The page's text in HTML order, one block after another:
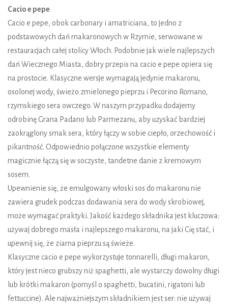
Cacio e pepe
Cacio e pepe, obok carbonary i amatriciana, to jedno z
podstawowych dań makaronowych w Rzymie, serwowane w
restauracjach całej stolicy Włoch. Podobnie jak wiele najlepszych
dań Wiecznego Miasta, dobry przepis na cacio e pepe opiera się
na prostocie. Klasyczne wersje wymagają jedynie makaronu,
osolonej wody, świeżo zmielonego pieprzu i Pecorino Romano,
rzymskiego sera owczego. W naszym przypadku dodajemy
odrobinę Grana Padano lub Parmezanu, aby uzyskać bardziej
zaokrąglony smak sera, który łączy w sobie ciepło, orzechowość i
pikantność. Odpowiednio połączone wszystkie elementy
magicznie łączą się w soczyste, tandetne danie z kremowym
sosem.
Upewnienie się, że emulgowany włoski sos do makaronu nie
zawiera grudek podczas dodawania sera do wody skrobiowej,
może wymagać praktyki. Jakość każdego składnika jest kluczowa:
używaj dobrego masła i najlepszego makaronu, na jaki Cię stać, i
upewnij się, że ziarna pieprzu są świeże.
Klasyczne cacio e pepe wykorzystuje tonnarelli, długi makaron,
który jest nieco grubszy niż spaghetti, ale wystarczy dowolny długi
lub krótki makaron (pomyśl o spaghetti, bucatini, rigatoni lub
fettuccine). Ale najważniejszym składnikiem jest ser: nie używaj